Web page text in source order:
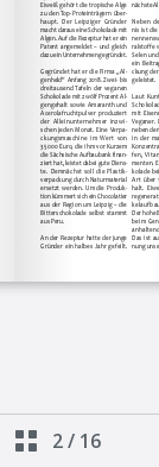
2/ 16